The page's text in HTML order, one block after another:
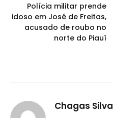
Polícia militar prende
idoso em José de Freitas,
acusado de roubo no
norte do Piauí
Chagas Silva